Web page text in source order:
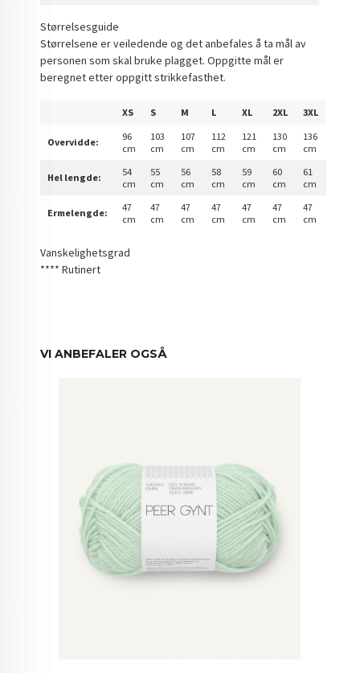
Størrelsesguide
Størrelsene er veiledende og det anbefales å ta mål av
personen som skal bruke plagget. Oppgitte mål er
beregnet etter oppgitt strikkefasthet.
XS S M L XL 2XL 3XL
Overvidde:
96
cm
103
cm
107
cm
112
cm
121
cm
130
cm
136
cm
Hel lengde:
54
cm
55
cm
56
cm
58
cm
59
cm
60
cm
61
cm
Ermelengde:
47
cm
47
cm
47
cm
47
cm
47
cm
47
cm
47
cm
Vanskelighetsgrad
**** Rutinert
VI ANBEFALER OGSÅ